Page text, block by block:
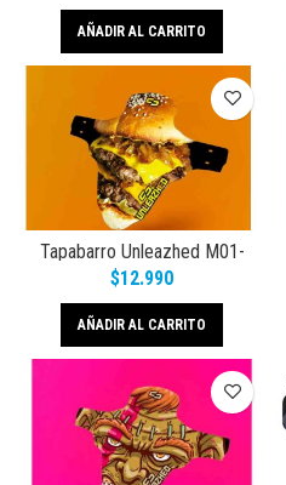
AÑADIR AL CARRITO
Tapabarro Unleazhed M01-
Crazy BeefMaster
$12.990
AÑADIR AL CARRITO